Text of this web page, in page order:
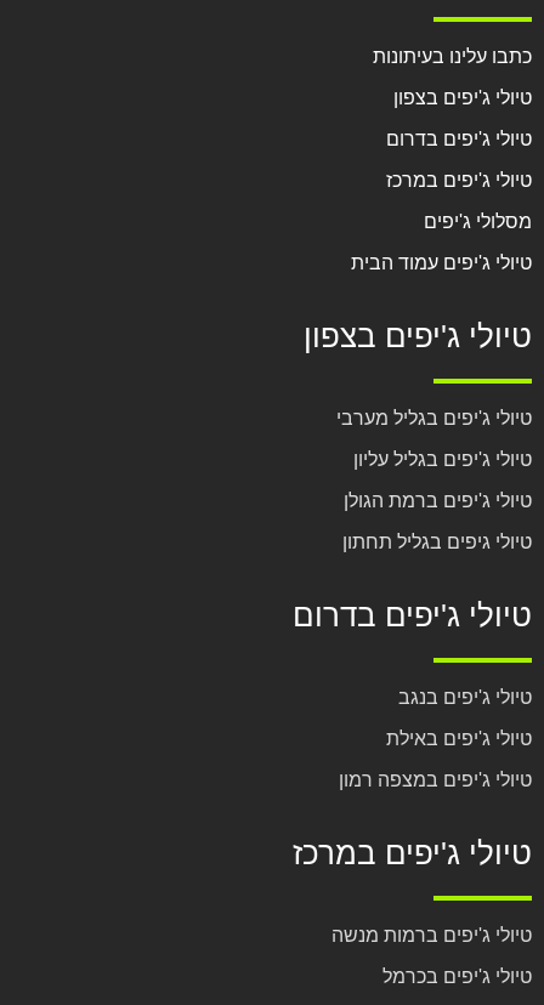
כתבו עלינו בעיתונות
טיולי ג'יפים בצפון
טיולי ג'יפים בדרום
טיולי ג'יפים במרכז
מסלולי ג'יפים
טיולי ג'יפים עמוד הבית
טיולי ג'יפים בצפון
טיולי ג'יפים בגליל מערבי
טיולי ג'יפים בגליל עליון
טיולי ג'יפים ברמת הגולן
טיולי גיפים בגליל תחתון
טיולי ג'יפים בדרום
טיולי ג'יפים בנגב
טיולי ג'יפים באילת
טיולי ג'יפים במצפה רמון
טיולי ג'יפים במרכז
טיולי ג'יפים ברמות מנשה
טיולי ג'יפים בכרמל